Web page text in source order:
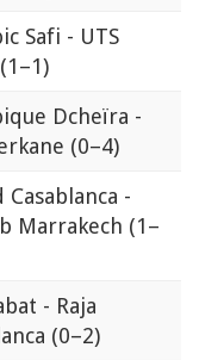
Safi - UTS
(1–1)
Dcheïra -
(0–4)
Casablanca -
Marrakech (1–
- Raja
(0–2)